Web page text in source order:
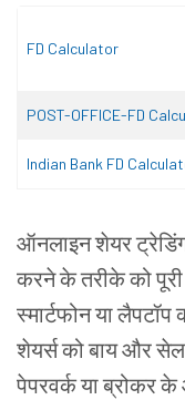
FD Calculator
POST-OFFICE-FD
Indian Bank FD
ऑनलाइन शेयर ट्रेडिंग
करने के तरीके को
स्मार्टफोन या
शेयर्स को बाय और
पेपरवर्क या ब्रोकर